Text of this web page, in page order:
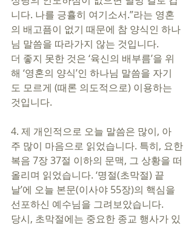
니다. 나를 긍휼히 여기소서.”라는 영혼
의 배고픔이 없기 때문에 참 양식인 하나
님 말씀을 따라가지 않는 것입니다.
더 좋지 못한 것은 ‘육신의 배부름’을 위
해 ‘영혼의 양식’인 하나님 말씀을 자기
도 모르게 (때론 의도적으로) 이용하는
것입니다.
4. 제 개인적으로 오늘 말씀은 많이, 아
주 많이 마음으로 읽었습니다. 특히, 요한
복음 7장 37절 이하의 문맥, 그 상황을 떠
올리며 읽었습니다. ‘명절(초막절) 끝
날’에 오늘 본문(이사야 55장)의 핵심을
선포하신 예수님을 그려보았습니다.
당시, 초막절에는 중요한 종교 행사가 있